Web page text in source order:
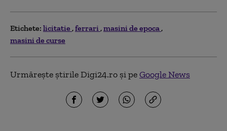
Etichete: licitatie ferrari masini de epoca
masini de curse
Urmărește știrile Digi24.ro și peGoogle News